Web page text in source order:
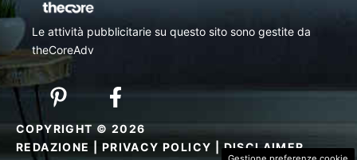
Le attività pubblicitarie su questo sito sono gestite da
theCoreAdv
COPYRIGHT © 2026
REDAZIONE
PRIVACY POLICY |DISCLAIMER